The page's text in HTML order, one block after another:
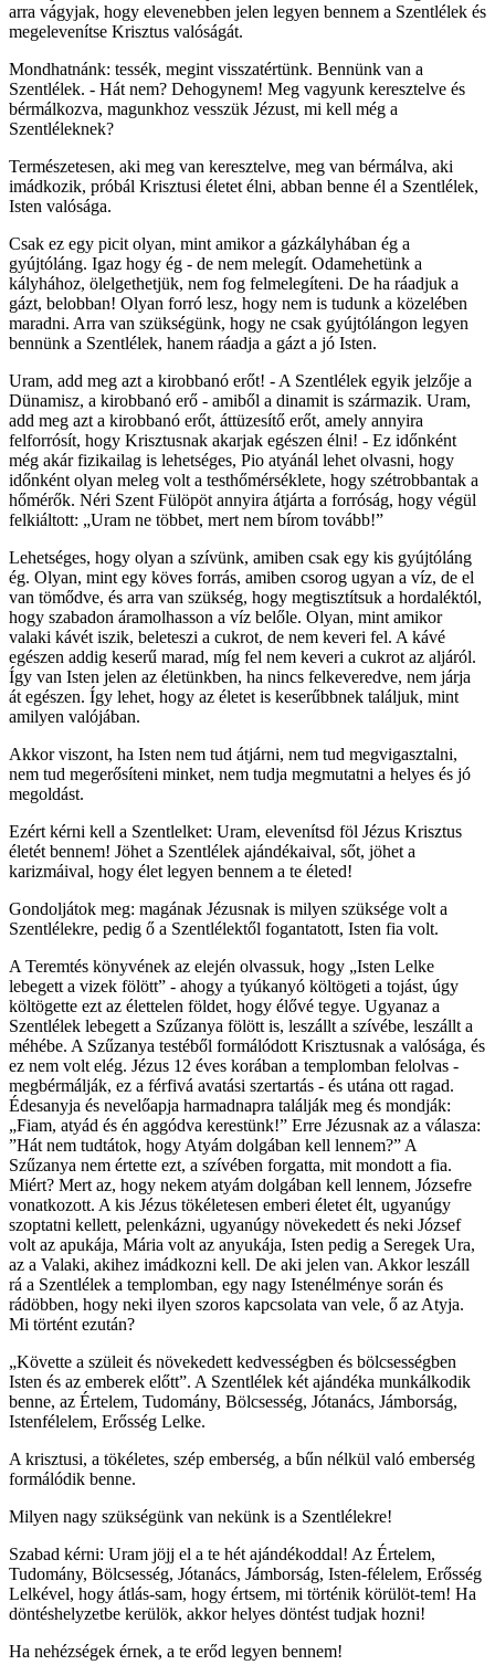
arra vágyjak, hogy elevenebben jelen legyen bennem a Szentlélek és
megelevenítse Krisztus valóságát.
Mondhatnánk: tessék, megint visszatértünk. Bennünk van a
Szentlélek. - Hát nem? Dehogynem! Meg vagyunk keresztelve és
bérmálkozva, magunkhoz vesszük Jézust, mi kell még a
Szentléleknek?
Természetesen, aki meg van keresztelve, meg van bérmálva, aki
imádkozik, próbál Krisztusi életet élni, abban benne él a Szentlélek,
Isten valósága.
Csak ez egy picit olyan, mint amikor a gázkályhában ég a
gyújtóláng. Igaz hogy ég - de nem melegít. Odamehetünk a
kályhához, ölelgethetjük, nem fog felmelegíteni. De ha ráadjuk a
gázt, belobban! Olyan forró lesz, hogy nem is tudunk a közelében
maradni. Arra van szükségünk, hogy ne csak gyújtólángon legyen
bennünk a Szentlélek, hanem ráadja a gázt a jó Isten.
Uram, add meg azt a kirobbanó erőt! - A Szentlélek egyik jelzője a
Dünamisz, a kirobbanó erő - amiből a dinamit is származik. Uram,
add meg azt a kirobbanó erőt, áttüzesítő erőt, amely annyira
felforrósít, hogy Krisztusnak akarjak egészen élni! - Ez időnként
még akár fizikailag is lehetséges, Pio atyánál lehet olvasni, hogy
időnként olyan meleg volt a testhőmérséklete, hogy szétrobbantak a
hőmérők. Néri Szent Fülöpöt annyira átjárta a forróság, hogy végül
felkiáltott: „Uram ne többet, mert nem bírom tovább!”
Lehetséges, hogy olyan a szívünk, amiben csak egy kis gyújtóláng
ég. Olyan, mint egy köves forrás, amiben csorog ugyan a víz, de el
van tömődve, és arra van szükség, hogy megtisztítsuk a hordaléktól,
hogy szabadon áramolhasson a víz belőle. Olyan, mint amikor
valaki kávét iszik, beleteszi a cukrot, de nem keveri fel. A kávé
egészen addig keserű marad, míg fel nem keveri a cukrot az aljáról.
Így van Isten jelen az életünkben, ha nincs felkeveredve, nem járja
át egészen. Így lehet, hogy az életet is keserűbbnek találjuk, mint
amilyen valójában.
Akkor viszont, ha Isten nem tud átjárni, nem tud megvigasztalni,
nem tud megerősíteni minket, nem tudja megmutatni a helyes és jó
megoldást.
Ezért kérni kell a Szentlelket: Uram, elevenítsd föl Jézus Krisztus
életét bennem! Jöhet a Szentlélek ajándékaival, sőt, jöhet a
karizmáival, hogy élet legyen bennem a te életed!
Gondoljátok meg: magának Jézusnak is milyen szüksége volt a
Szentlélekre, pedig ő a Szentlélektől fogantatott, Isten fia volt.
A Teremtés könyvének az elején olvassuk, hogy „Isten Lelke
lebegett a vizek fölött” - ahogy a tyúkanyó költögeti a tojást, úgy
költögette ezt az élettelen földet, hogy élővé tegye. Ugyanaz a
Szentlélek lebegett a Szűzanya fölött is, leszállt a szívébe, leszállt a
méhébe. A Szűzanya testéből formálódott Krisztusnak a valósága, és
ez nem volt elég. Jézus 12 éves korában a templomban felolvas -
megbérmálják, ez a férfivá avatási szertartás - és utána ott ragad.
Édesanyja és nevelőapja harmadnapra találják meg és mondják:
„Fiam, atyád és én aggódva kerestünk!” Erre Jézusnak az a válasza:
”Hát nem tudtátok, hogy Atyám dolgában kell lennem?” A
Szűzanya nem értette ezt, a szívében forgatta, mit mondott a fia.
Miért? Mert az, hogy nekem atyám dolgában kell lennem, Józsefre
vonatkozott. A kis Jézus tökéletesen emberi életet élt, ugyanúgy
szoptatni kellett, pelenkázni, ugyanúgy növekedett és neki József
volt az apukája, Mária volt az anyukája, Isten pedig a Seregek Ura,
az a Valaki, akihez imádkozni kell. De aki jelen van. Akkor leszáll
rá a Szentlélek a templomban, egy nagy Istenélménye során és
rádöbben, hogy neki ilyen szoros kapcsolata van vele, ő az Atyja.
Mi történt ezután?
„Követte a szüleit és növekedett kedvességben és bölcsességben
Isten és az emberek előtt”. A Szentlélek két ajándéka munkálkodik
benne, az Értelem, Tudomány, Bölcsesség, Jótanács, Jámborság,
Istenfélelem, Erősség Lelke.
A krisztusi, a tökéletes, szép emberség, a bűn nélkül való emberség
formálódik benne.
Milyen nagy szükségünk van nekünk is a Szentlélekre!
Szabad kérni: Uram jöjj el a te hét ajándékoddal! Az Értelem,
Tudomány, Bölcsesség, Jótanács, Jámborság, Isten-félelem, Erősség
Lelkével, hogy átlás-sam, hogy értsem, mi történik körülöt-tem! Ha
döntéshelyzetbe kerülök, akkor helyes döntést tudjak hozni!
Ha nehézségek érnek, a te erőd legyen bennem!